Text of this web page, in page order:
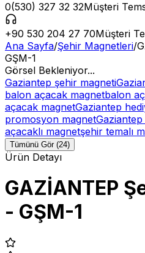
0(530) 327 32 32Müşteri
+90 530 204 27 70Müşteri
Ana Sayfa/Şehir Magnetleri/
GŞM-1
Görsel Bekleniyor...
Gaziantep şehir magneti
balon açacak magnetbalon
açacak magnetGaziantep
promosyon magnet
açacaklı magnetşehir temalı
Tümünü Gör (24)
Ürün Detayı
GAZİANTEP
- GŞM-1